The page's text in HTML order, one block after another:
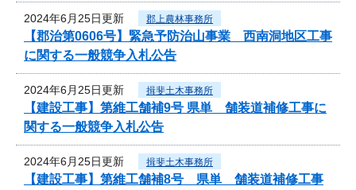
2024年6月25日更新 郡上農林事務所
【郡治第0606号】緊急予防治山事業 西南洞地区工事
に関する一般競争入札公告
2024年6月25日更新 揖斐土木事務所
【建設工事】第維工舗補9号 県単 舗装道補修工事に
関する一般競争入札公告
2024年6月25日更新 揖斐土木事務所
【建設工事】第維工舗補8号 県単 舗装道補修工事